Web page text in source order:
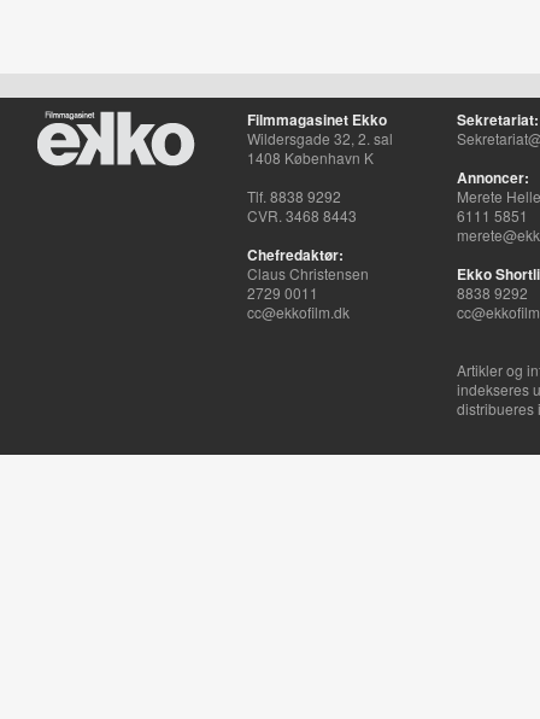
Filmmagasinet Ekko
Wildersgade 32, 2. sal
1408 København K
Tlf. 8838 9292
CVR. 3468 8443
Chefredaktør:
Claus Christensen
2729 0011
cc@ekkofilm.dk
Sekretariat:
Annoncer:
Merete
6111 5851
Ekko
8838 9292
Artikler og
indekseres
distribueres